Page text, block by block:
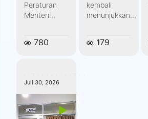
Peraturan
Menteri...
780
kembali
menunjukkan...
179
Juli 30, 2026